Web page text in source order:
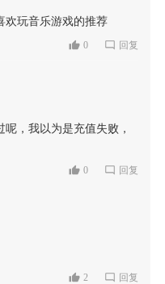
欢玩音乐游戏的推荐
0 回复
，我以为是充值失败，
0 回复
2 回复